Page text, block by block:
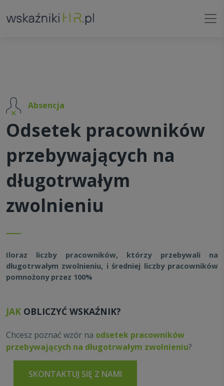
Absencja
Odsetek pracowników
przebywających na
długotrwałym
zwolnieniu
Iloraz liczby pracowników, którzy przebywali na
długotrwałym zwolnieniu, i średniej liczby pracowników
pomnożony przez 100%
JAK OBLICZYĆ WSKAŹNIK?
Chcesz poznać wzór na odsetek pracowników
przebywających na długotrwałym zwolnieniu?
SKONTAKTUJ SIĘ Z NAMI